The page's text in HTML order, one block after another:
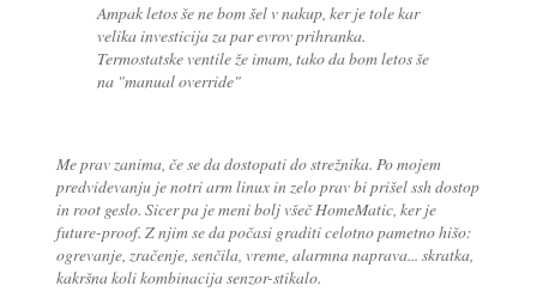
Ampak letos še ne bom šel v nakup, ker je tole kar
velika investicija za par evrov prihranka.
Termostatske ventile že imam, tako da bom letos še
na "manual override"
Me prav zanima, če se da dostopati do strežnika. Po mojem
predvidevanju je notri arm linux in zelo prav bi prišel ssh dostop
in root geslo. Sicer pa je meni bolj všeč HomeMatic, ker je
future-proof. Z njim se da počasi graditi celotno pametno hišo:
ogrevanje, zračenje, senčila, vreme, alarmna naprava... skratka,
kakršna koli kombinacija senzor-stikalo.